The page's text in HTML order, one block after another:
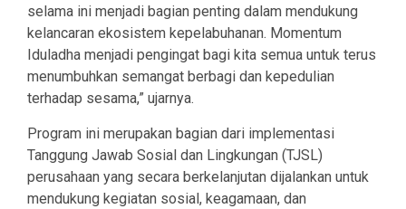
selama ini menjadi bagian penting dalam mendukung
kelancaran ekosistem kepelabuhanan. Momentum
Iduladha menjadi pengingat bagi kita semua untuk terus
menumbuhkan semangat berbagi dan kepedulian
terhadap sesama,” ujarnya.
Program ini merupakan bagian dari implementasi
Tanggung Jawab Sosial dan Lingkungan (TJSL)
perusahaan yang secara berkelanjutan dijalankan untuk
mendukung kegiatan sosial, keagamaan, dan